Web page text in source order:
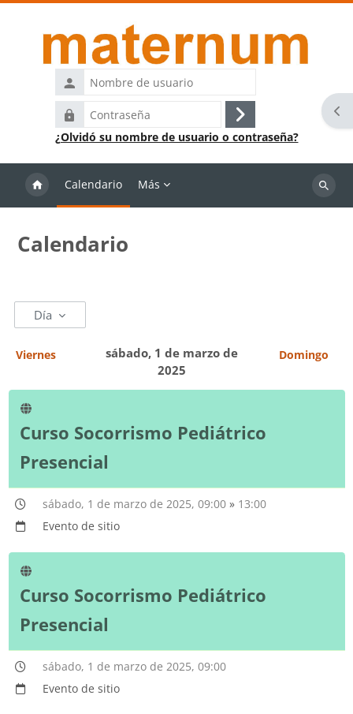
Nombre
de
usuario
Contraseña
Acceder
¿Olvidó su nombre de usuario o contraseña?
Calendario Más
Buscar
Calendario
Día
Viernes
sábado, 1 de marzo de
2025
Domingo
Curso Socorrismo Pediátrico
Presencial
sábado, 1 de marzo de 2025, 09:00 » 13:00
Evento de sitio
Curso Socorrismo Pediátrico
Presencial
sábado, 1 de marzo de 2025, 09:00
Evento de sitio